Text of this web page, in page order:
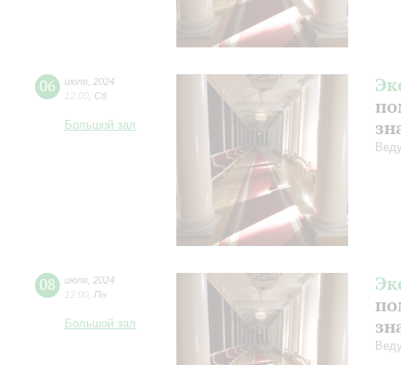
06 июля 2024
12:00 Сб
Большой зал
08 июля 2024
12:00 Пн
Большой зал